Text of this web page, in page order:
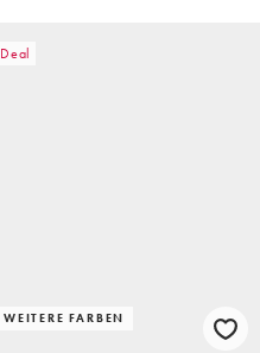
Deal
WEITERE FARBEN